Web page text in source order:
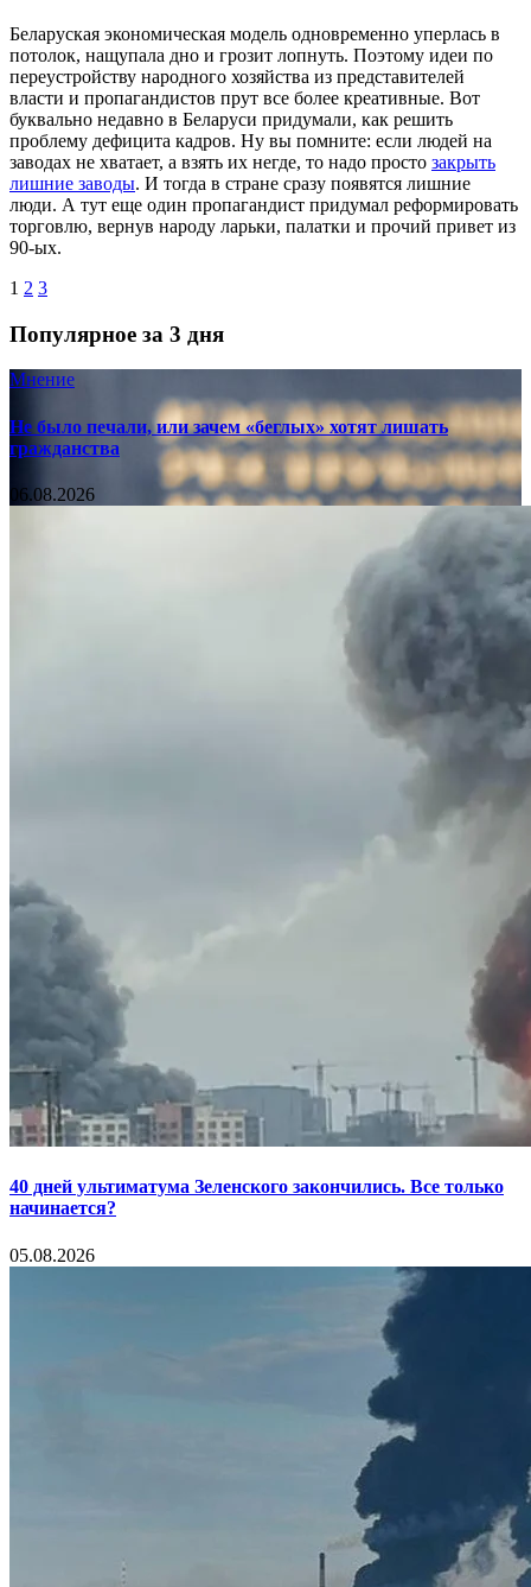
Беларуская экономическая модель одновременно уперлась в
потолок, нащупала дно и грозит лопнуть. Поэтому идеи по
переустройству народного хозяйства из представителей
власти и пропагандистов прут все более креативные. Вот
буквально недавно в Беларуси придумали, как решить
проблему дефицита кадров. Ну вы помните: если людей на
заводах не хватает, а взять их негде, то надо просто закрыть
лишние заводы. И тогда в стране сразу появятся лишние
люди. А тут еще один пропагандист придумал реформировать
торговлю, вернув народу ларьки, палатки и прочий привет из
90-ых.
1 2 3
Популярное за 3 дня
Мнение
Не было печали, или зачем «беглых» хотят лишать
гражданства
06.08.2026
40 дней ультиматума Зеленского закончились. Все только
начинается?
05.08.2026